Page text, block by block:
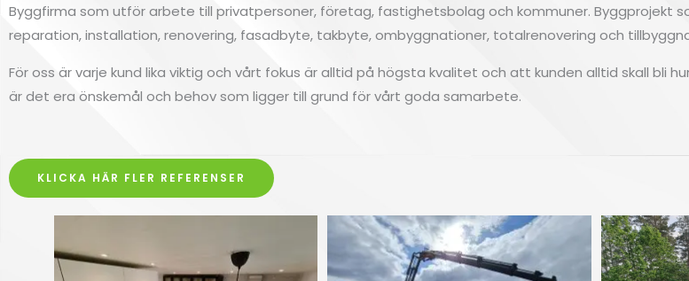
Renovering
av fasad
Klicka här
Byggfirma som utför arbete till privatpersoner, företag, fastighetsbolag och kommuner. Byggprojekt
reparation, installation, renovering, fasadbyte, takbyte, ombyggnationer, totalrenovering och
För oss är varje kund lika viktig och vårt fokus är alltid på högsta kvalitet och att kunden alltid skall bli
är det era önskemål och behov som ligger till grund för vårt goda samarbete.
KLICKA HÄR FLER REFERENSER